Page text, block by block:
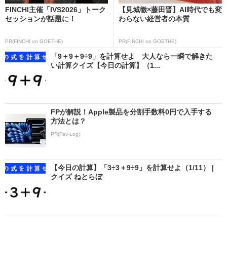
FINCHI主催「IVS2026」トーク
セッションが話題に！
PR(FINCHI on GOETHE)
【見城徹×藤田晋】AI時代でも変
わらない経営者の本質
PR(FINCHI on GOETHE)
「9＋9＋9÷9」を計算せよ 大人なら一瞬で解きた
い計算クイズ【今日の計算】（1...
FPが解説！Apple製品を分割手数料0円で入手する
方法とは？
PR(Fav-Log)
【今日の計算】「3÷3＋9÷9」を計算せよ（1/11） |
クイズ ねとらぼ